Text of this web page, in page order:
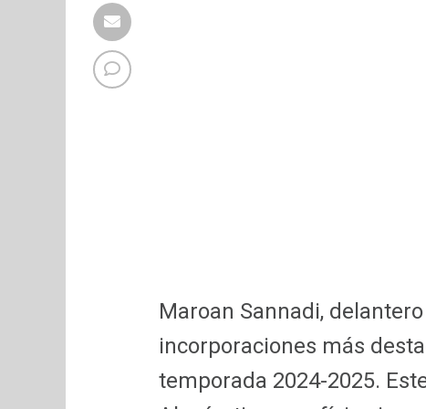
Maroan Sannadi,
incorporaciones más
temporada 2024-2025.